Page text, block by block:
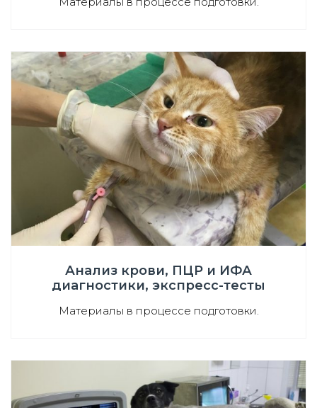
Анализ крови, ПЦР и ИФА
диагностики, экспресс-тесты
Материалы в процессе подготовки.